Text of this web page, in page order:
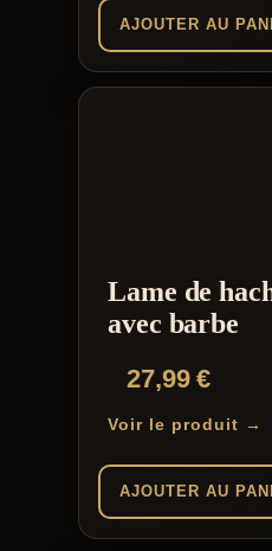
AJOUTER AU
Lame de
avec barbe
27,99€
Voir le produit →
AJOUTER AU